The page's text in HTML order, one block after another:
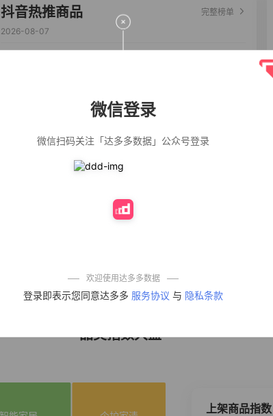
微信登录
微信扫码关注「达多多数据」公众号登录
欢迎使用达多多数据
登录即表示您同意达多多 服务协议 与 隐私条款
抖音热推商品
完整榜单
2026-08-07
污渍除菌除螨3倍
洁净去渍家用去
重油污去油王污
清洗剂
一品欢【10包鲜
免煮开袋即食劲
艾草抽绳式免撕
*310g/袋红油麻
酱凉皮开袋即食
现做现发
品类指数大盘
上架商品指数